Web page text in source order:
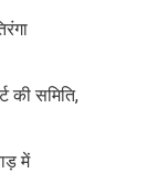
की समिति,
में